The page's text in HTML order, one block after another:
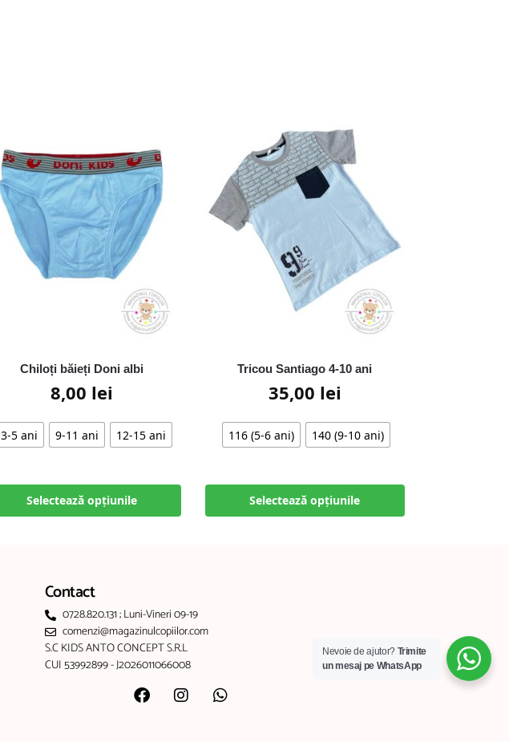
Chiloți băieți Doni albi
8,00 lei
3-5 ani 9-11 ani 12-15 ani
Selectează opțiunile
Tricou Santiago 4-10 ani
35,00 lei
116 (5-6 ani) 140 (9-10 ani)
Selectează opțiunile
Contact
0728.820.131 ; Luni-Vineri 09-19
comenzi@magazinulcopiilor.com
S.C KIDS ANTO CONCEPT S.R.L
CUI 53992899 - J2026011066008
Nevoie de ajutor? Trimite
un mesaj pe WhatsApp